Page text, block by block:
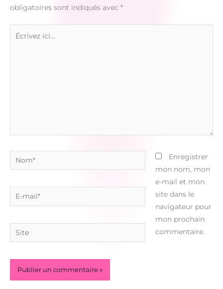
obligatoires sont indiqués avec *
Nom*
E-
mail*
Site
Enregistrer
mon nom, mon
e-mail et mon
site dans le
navigateur pour
mon prochain
commentaire.